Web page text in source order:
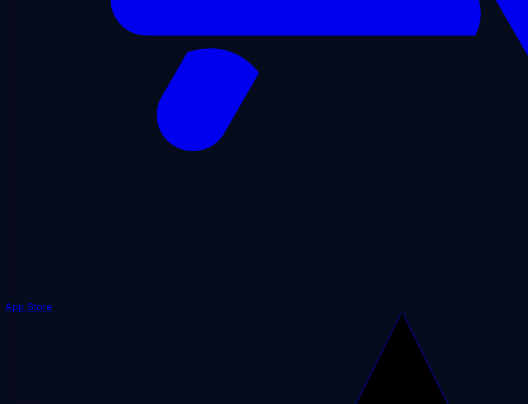
App Store